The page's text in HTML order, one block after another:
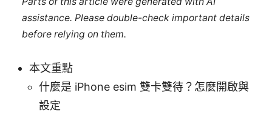
assistance. Please double-check important details
before relying on them.
本文重點
什麼是 iPhone esim 雙卡雙待？怎麼開啟與
設定